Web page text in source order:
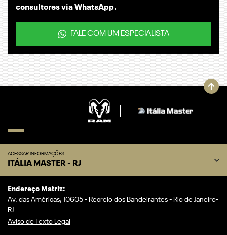
consultores via WhatsApp.
FALE COM UM ESPECIALISTA
ACESSAR INFORMAÇÕES
ITÁLIA MASTER - RJ
Endereço Matriz:
Av. das Américas, 10605 - Recreio dos Bandeirantes - Rio de Janeiro-
RJ
Aviso de Texto Legal